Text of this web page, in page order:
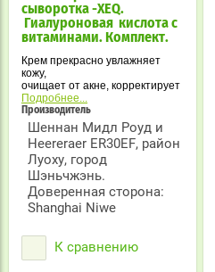
сыворотка -XEQ.
Гиалуроновая кислота с
витаминами. Комплект.
Крем прекрасно увлажняет
кожу,
очищает от акне, корректирует
пигментацию, делает кожу
упругой и удаляет морщинки.
Удаляет излишний подкожный
жир, очищает поры, убирает
чёрные точки.
Подробнее...
Производитель
Шеннан Мидл Роуд и
Heereraer ER30EF, район
Луоху, город
Шэньчжэнь.
Доверенная сторона:
Shanghai Niwe
К сравнению